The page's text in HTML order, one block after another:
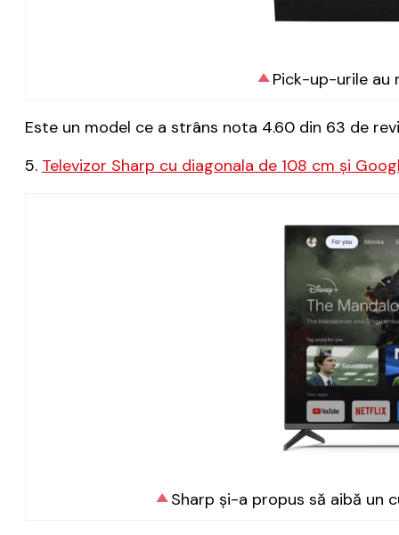
Pick-up-urile au
Este un model ce a strâns nota 4.60 din 63 de
5. Televizor Sharp cu diagonala de 108 cm și
Sharp și-a propus să aibă un